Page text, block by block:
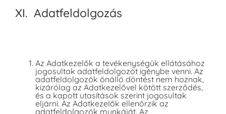
XI. Adatfeldolgozás
Az Adatkezelők a tevékenységük ellátásához
jogosultak adatfeldolgozót igénybe venni. Az
adatfeldolgozók önálló döntést nem hoznak,
kizárólag az Adatkezelővel kötött szerződés,
és a kapott utasítások szerint jogosultak
eljárni. Az Adatkezelők ellenőrzik az
adatfeldolgozók munkáját. Az